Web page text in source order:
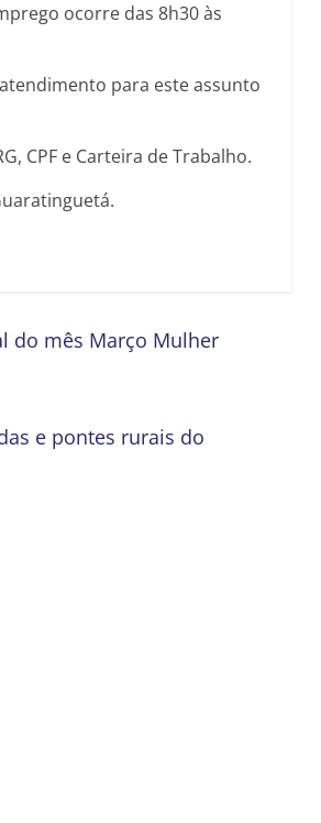
ocorre das 8h30 às
para este assunto
CPF e Carteira de Trabalho.
do mês Março Mulher
e pontes rurais do